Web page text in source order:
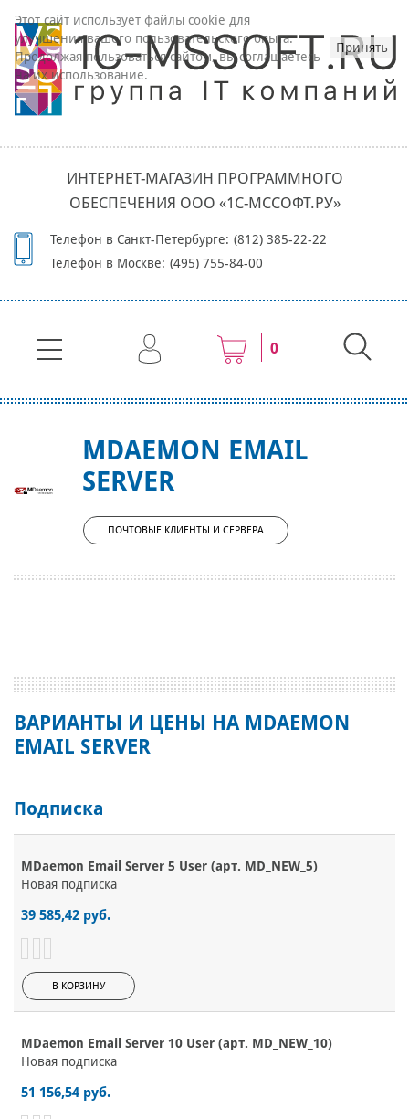
ИНТЕРНЕТ-МАГАЗИН ПРОГРАММНОГО
ОБЕСПЕЧЕНИЯ ООО «1С-МССОФТ.РУ»
Телефон в Санкт-Петербурге: (812) 385-22-22
Телефон в Москве: (495) 755-84-00
0
MDAEMON EMAIL
SERVER
ПОЧТОВЫЕ КЛИЕНТЫ И СЕРВЕРА
ВАРИАНТЫ И ЦЕНЫ НА MDAEMON
EMAIL SERVER
Подписка
MDaemon Email Server 5 User (арт. MD_NEW_5)
Новая подписка
39 585,42 руб.
В КОРЗИНУ
MDaemon Email Server 10 User (арт. MD_NEW_10)
Новая подписка
51 156,54 руб.
Этот сайт использует файлы cookie для
улучшения вашего пользовательского опыта.
Продолжая пользоваться сайтом, вы соглашаетесь
на их использование.
Принять